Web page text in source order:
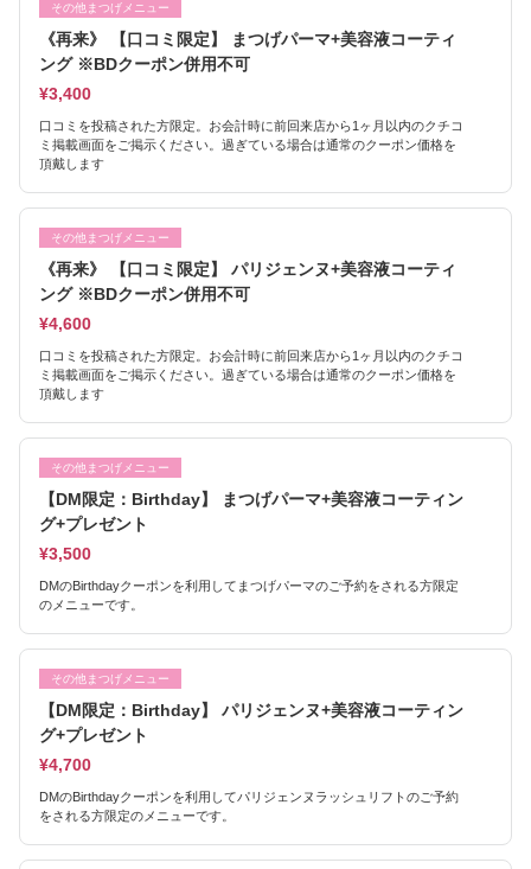
その他まつげメニュー
《再来》 【口コミ限定】 まつげパーマ+美容液コーティ
ング ※BDクーポン併用不可
¥3,400
口コミを投稿された方限定。お会計時に前回来店から1ヶ月以内のクチコ
ミ掲載画面をご掲示ください。過ぎている場合は通常のクーポン価格を
頂戴します
その他まつげメニュー
《再来》 【口コミ限定】 パリジェンヌ+美容液コーティ
ング ※BDクーポン併用不可
¥4,600
口コミを投稿された方限定。お会計時に前回来店から1ヶ月以内のクチコ
ミ掲載画面をご掲示ください。過ぎている場合は通常のクーポン価格を
頂戴します
その他まつげメニュー
【DM限定：Birthday】 まつげパーマ+美容液コーティン
グ+プレゼント
¥3,500
DMのBirthdayクーポンを利用してまつげパーマのご予約をされる方限定
のメニューです。
その他まつげメニュー
【DM限定：Birthday】 パリジェンヌ+美容液コーティン
グ+プレゼント
¥4,700
DMのBirthdayクーポンを利用してパリジェンヌラッシュリフトのご予約
をされる方限定のメニューです。